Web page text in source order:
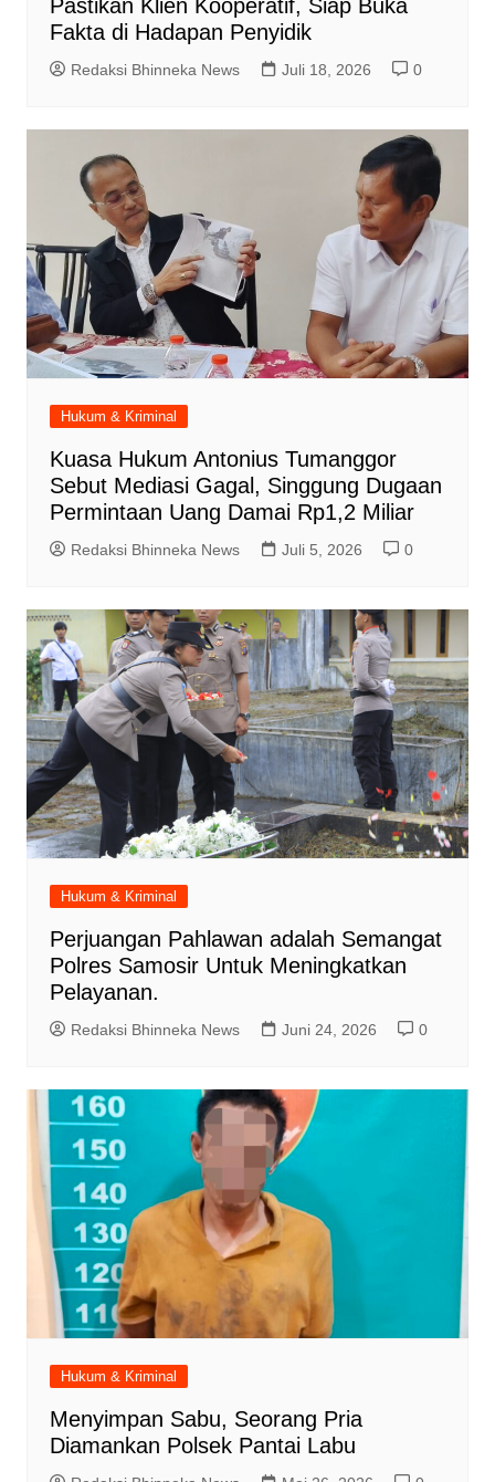
Pastikan Klien Kooperatif, Siap Buka
Fakta di Hadapan Penyidik
Redaksi Bhinneka News Juli 18, 2026 0
Hukum & Kriminal
Kuasa Hukum Antonius Tumanggor
Sebut Mediasi Gagal, Singgung Dugaan
Permintaan Uang Damai Rp1,2 Miliar
Redaksi Bhinneka News Juli 5, 2026 0
Hukum & Kriminal
Perjuangan Pahlawan adalah Semangat
Polres Samosir Untuk Meningkatkan
Pelayanan.
Redaksi Bhinneka News Juni 24, 2026 0
Hukum & Kriminal
Menyimpan Sabu, Seorang Pria
Diamankan Polsek Pantai Labu